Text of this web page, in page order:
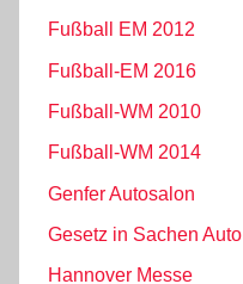
Fußball EM 2012
Fußball-EM 2016
Fußball-WM 2010
Fußball-WM 2014
Genfer Autosalon
Gesetz in Sachen Auto
Hannover Messe